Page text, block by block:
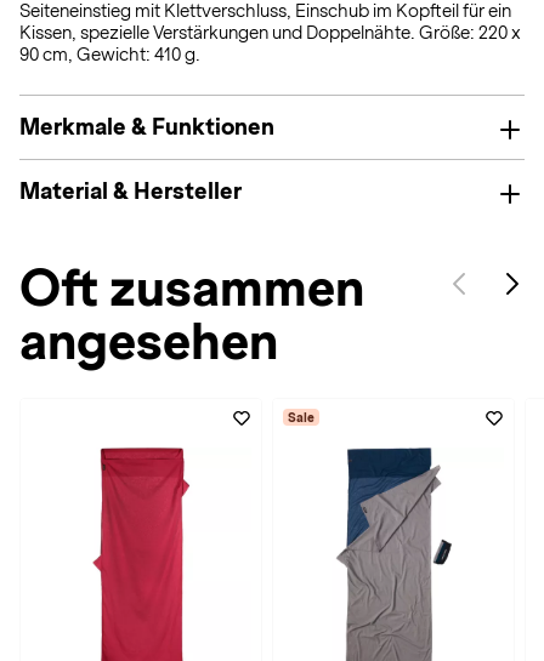
Seiteneinstieg mit Klettverschluss, Einschub im Kopfteil für ein
Kissen, spezielle Verstärkungen und Doppelnähte. Größe: 220 x
90 cm, Gewicht: 410 g.
Merkmale & Funktionen
Material & Hersteller
Oft zusammen
angesehen
Sale